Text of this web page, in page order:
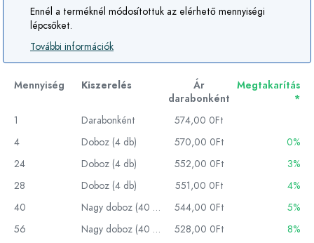
Ennél a terméknél módosítottuk az elérhető mennyiségi
lépcsőket.
További információk
Mennyiség Kiszerelés
Ár
darabonként
Megtakarítás
*
1
Darabonként
574,00 0Ft
4
Doboz (4 db) 570,00 0Ft
0%
24
Doboz (4 db) 552,00 0Ft
3%
28
Doboz (4 db) 551,00 0Ft
4%
40
Nagy doboz (40 db) 544,00 0Ft
5%
56
Nagy doboz (40 db) 528,00 0Ft
8%